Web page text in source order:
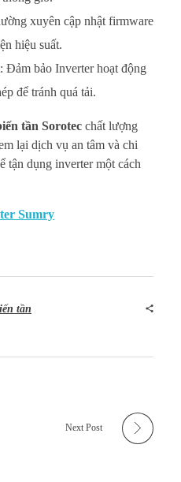
xuyên cập nhật firmware
hiệu suất.
: Đảm bảo Inverter hoạt động
để tránh quá tải.
tần Sorotec chất lượng
lại dịch vụ an tâm và chi
tận dụng inverter một cách
Sumry
tần
Next Post